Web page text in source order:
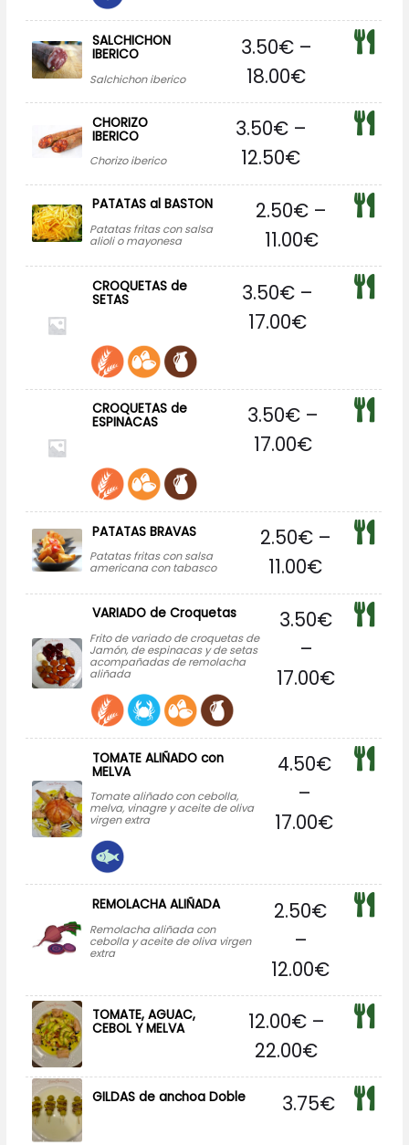
SALCHICHON
IBERICO
Salchichon iberico
3.50€–
18.00€
CHORIZO
IBERICO
Chorizo iberico
3.50€–
12.50€
PATATAS al BASTON
Patatas fritas con salsa
alioli o mayonesa
2.50€ –
11.00€
CROQUETAS de
SETAS 3.50€ –
17.00€
CROQUETAS de
ESPINACAS 3.50€ –
17.00€
PATATAS BRAVAS
Patatas fritas con salsa
americana con tabasco
2.50€–
11.00€
VARIADO de Croquetas
Frito de variado de croquetas de
Jamón, de espinacas y de setas
acompañadas de remolacha
aliñada
3.50€
–
17.00€
TOMATE ALIÑADO con
MELVA
Tomate aliñado con cebolla,
melva, vinagre y aceite de oliva
virgen extra
4.50€
–
17.00€
REMOLACHA ALIÑADA
Remolacha aliñada con
cebolla y aceite de oliva virgen
extra
2.50€
–
12.00€
TOMATE, AGUAC,
CEBOL Y MELVA 12.00€–
22.00€
GILDAS de anchoa Doble 3.75€